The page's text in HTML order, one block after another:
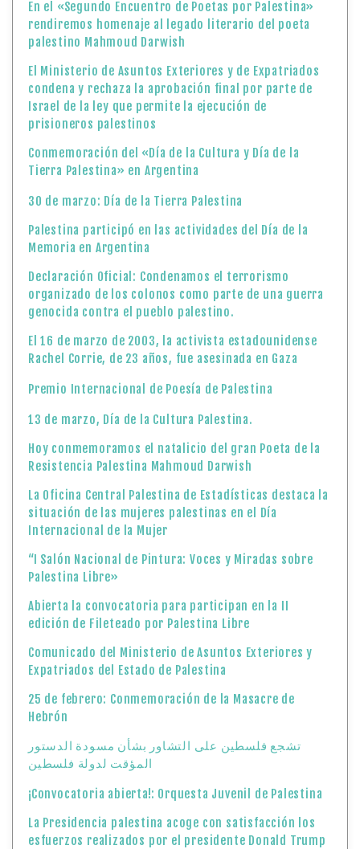
En el «Segundo Encuentro de Poetas por Palestina»
rendiremos homenaje al legado literario del poeta
palestino Mahmoud Darwish
El Ministerio de Asuntos Exteriores y de Expatriados
condena y rechaza la aprobación final por parte de
Israel de la ley que permite la ejecución de
prisioneros palestinos
Conmemoración del «Día de la Cultura y Día de la
Tierra Palestina» en Argentina
30 de marzo: Día de la Tierra Palestina
Palestina participó en las actividades del Día de la
Memoria en Argentina
Declaración Oficial: Condenamos el terrorismo
organizado de los colonos como parte de una guerra
genocida contra el pueblo palestino.
El 16 de marzo de 2003, la activista estadounidense
Rachel Corrie, de 23 años, fue asesinada en Gaza
Premio Internacional de Poesía de Palestina
13 de marzo, Día de la Cultura Palestina.
Hoy conmemoramos el natalicio del gran Poeta de la
Resistencia Palestina Mahmoud Darwish
La Oficina Central Palestina de Estadísticas destaca la
situación de las mujeres palestinas en el Día
Internacional de la Mujer
“I Salón Nacional de Pintura: Voces y Miradas sobre
Palestina Libre»
Abierta la convocatoria para participan en la II
edición de Fileteado por Palestina Libre
Comunicado del Ministerio de Asuntos Exteriores y
Expatriados del Estado de Palestina
25 de febrero: Conmemoración de la Masacre de
Hebrón
تشجع فلسطين على التشاور بشأن مسودة الدستور
المؤقت لدولة فلسطين
¡Convocatoria abierta!: Orquesta Juvenil de Palestina
La Presidencia palestina acoge con satisfacción los
esfuerzos realizados por el presidente Donald Trump